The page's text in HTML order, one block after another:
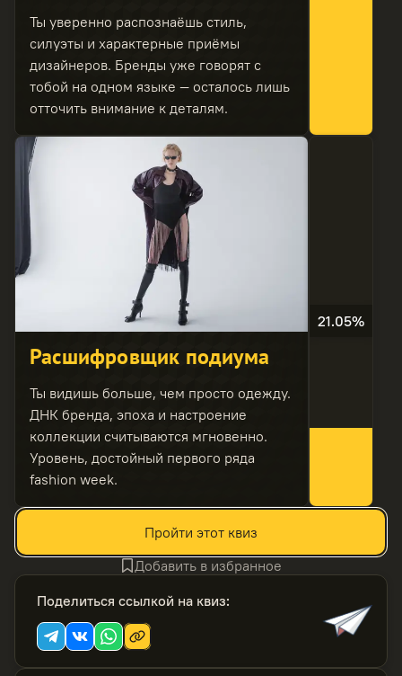
Ты уверенно распознаёшь стиль,
силуэты и характерные приёмы
дизайнеров. Бренды уже говорят с
тобой на одном языке — осталось лишь
отточить внимание к деталям.
Расшифровщик подиума
Ты видишь больше, чем просто одежду.
ДНК бренда, эпоха и настроение
коллекции считываются мгновенно.
Уровень, достойный первого ряда
fashion week.
21.05%
Пройти этот квиз
Добавить в избранное
Поделиться ссылкой на квиз: